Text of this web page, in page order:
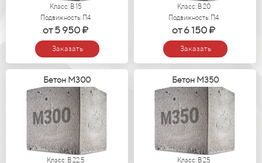
Класс: В 15
Подвижность: П4
от 5 950 ₽
Заказать
Класс: В 20
Подвижность: П4
от 6 150 ₽
Заказать
Бетон М300
Класс: В 22,5
Бетон М350
Класс: В 25